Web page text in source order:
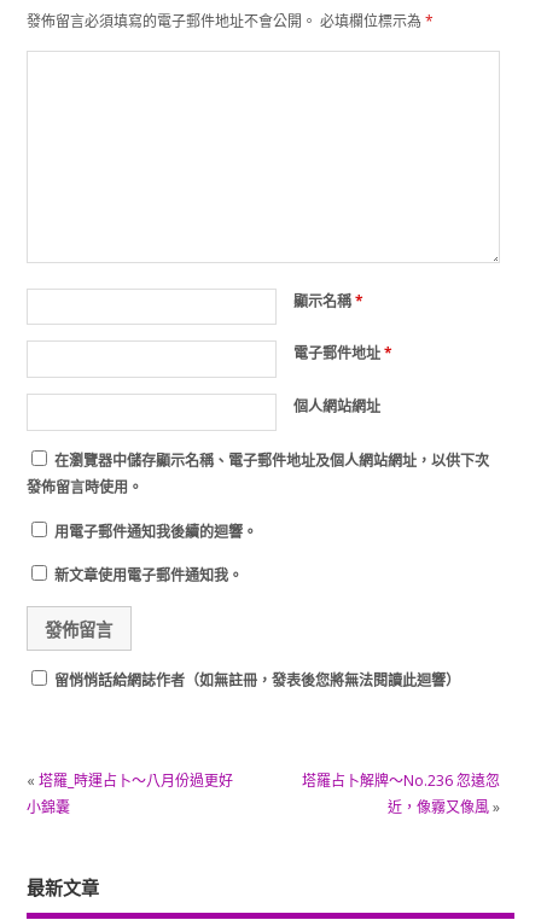
發佈留言必須填寫的電子郵件地址不會公開。 必填欄位標示為*
顯示名稱*
電子郵件地址*
個人網站網址
在瀏覽器中儲存顯示名稱、電子郵件地址及個人網站網址，以供下次
發佈留言時使用。
用電子郵件通知我後續的迴響。
新文章使用電子郵件通知我。
留悄悄話給網誌作者（如無註冊，發表後您將無法閱讀此迴響）
« 塔羅_時運占卜～八月份過更好
小錦囊
塔羅占卜解牌～No.236 忽遠忽
近，像霧又像風»
最新文章